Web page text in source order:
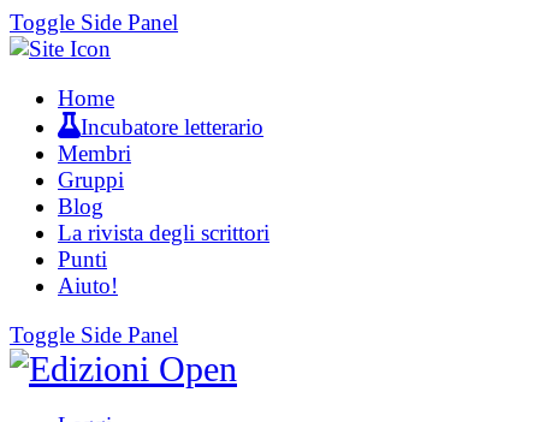
Toggle Side Panel
Home
Incubatore letterario
Membri
Gruppi
Blog
La rivista degli scrittori
Punti
Aiuto!
Toggle Side Panel